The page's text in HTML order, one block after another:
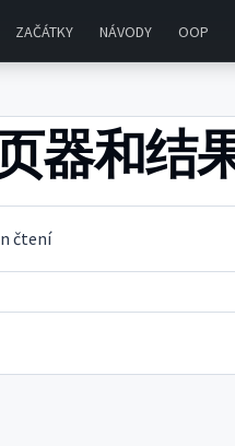
ZAČÁTKY NÁVODY OOP
器和结
čtení